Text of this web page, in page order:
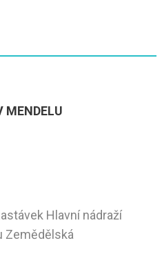
Hlavní nádraží
Zemědělská